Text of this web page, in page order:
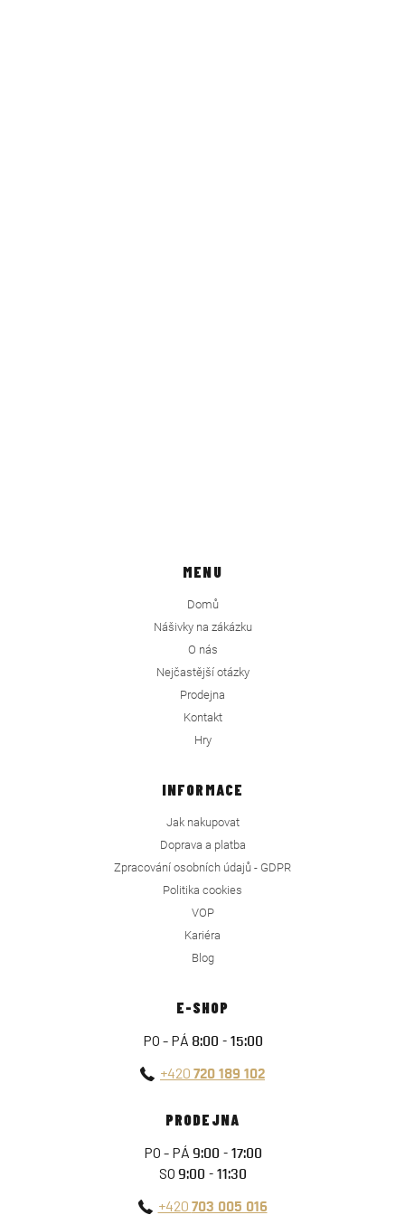
MENU
Domů
Nášivky na zákázku
O nás
Nejčastější otázky
Prodejna
Kontakt
Hry
INFORMACE
Jak nakupovat
Doprava a platba
Zpracování osobních údajů - GDPR
Politika cookies
VOP
Kariéra
Blog
E-SHOP
PO - PÁ 8:00 - 15:00
+420 720 189 102
PRODEJNA
PO - PÁ 9:00 - 17:00
SO 9:00 - 11:30
+420 703 005 016